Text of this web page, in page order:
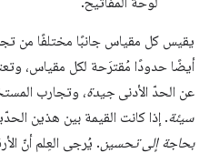
أيضًا حدودًا مُقترَحة لكل مقياس،
عن الحدّ الأدنى جيدة، وتجارب
سيئة. إذا كانت القيمة بين هذين
بحاجة إلى تحسين. يُرجى العِلم أنّ